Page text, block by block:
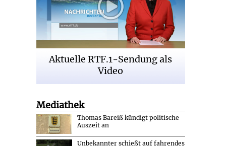
Aktuelle RTF.1-Sendung als
Video
Mediathek
Thomas Bareiß kündigt politische
Auszeit an
Unbekannter schießt auf fahrendes